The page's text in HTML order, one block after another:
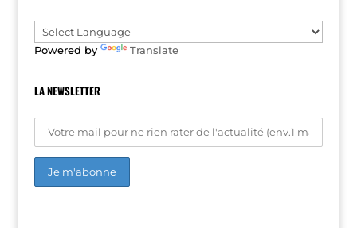
v
e
:Powered by Translate
LA NEWSLETTER